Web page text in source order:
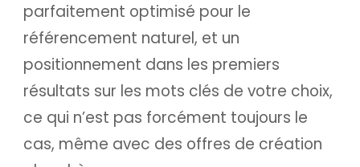
parfaitement optimisé pour le
référencement naturel, et un
positionnement dans les premiers
résultats sur les mots clés de votre choix,
ce qui n’est pas forcément toujours le
cas, même avec des offres de création